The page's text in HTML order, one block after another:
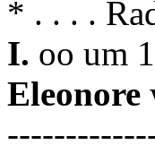
* . . . .
I. oo um
Eleonore